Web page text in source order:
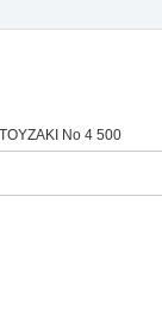
Νο 4 500